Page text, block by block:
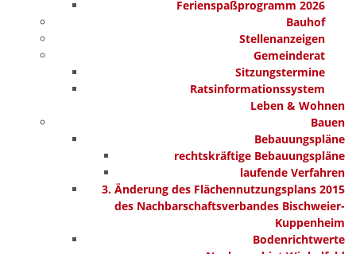
Ferienspaßprogramm 2026
Bauhof
Stellenanzeigen
Gemeinderat
Sitzungstermine
Ratsinformationssystem
Leben & Wohnen
Bauen
Bebauungspläne
rechtskräftige Bebauungspläne
laufende Verfahren
3. Änderung des Flächennutzungsplans 2015
des Nachbarschaftsverbandes Bischweier-
Kuppenheim
Bodenrichtwerte